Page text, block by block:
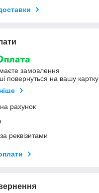
замовлення
повернуться на вашу картку
рахунок
реквізитами